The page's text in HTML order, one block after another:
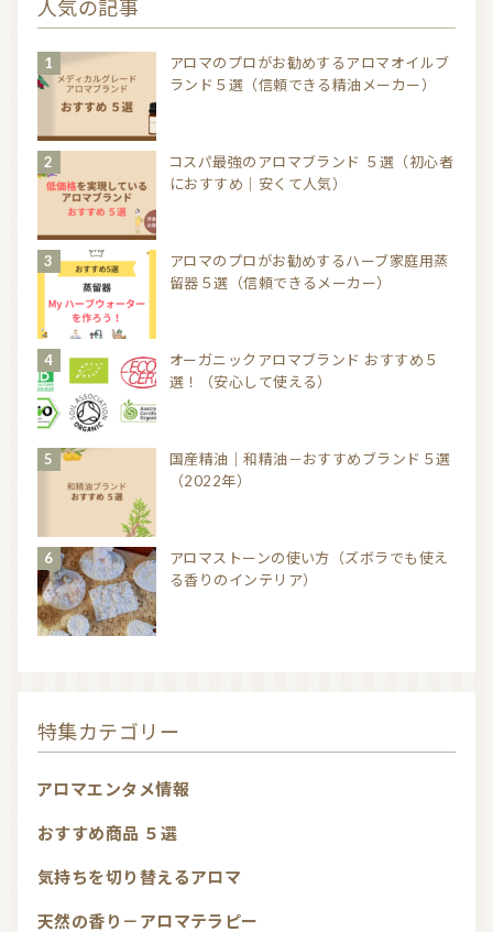
人気の記事
アロマのプロがお勧めするアロマオイルブ
ランド５選（信頼できる精油メーカー）
コスパ最強のアロマブランド ５選（初心者
におすすめ｜安くて人気）
アロマのプロがお勧めするハーブ家庭用蒸
留器５選（信頼できるメーカー）
オーガニックアロマブランド おすすめ５
選！（安心して使える）
国産精油｜和精油－おすすめブランド５選
（2022年）
アロマストーンの使い方（ズボラでも使え
る香りのインテリア）
特集カテゴリー
アロマエンタメ情報
おすすめ商品 ５選
気持ちを切り替えるアロマ
天然の香り－アロマテラピー